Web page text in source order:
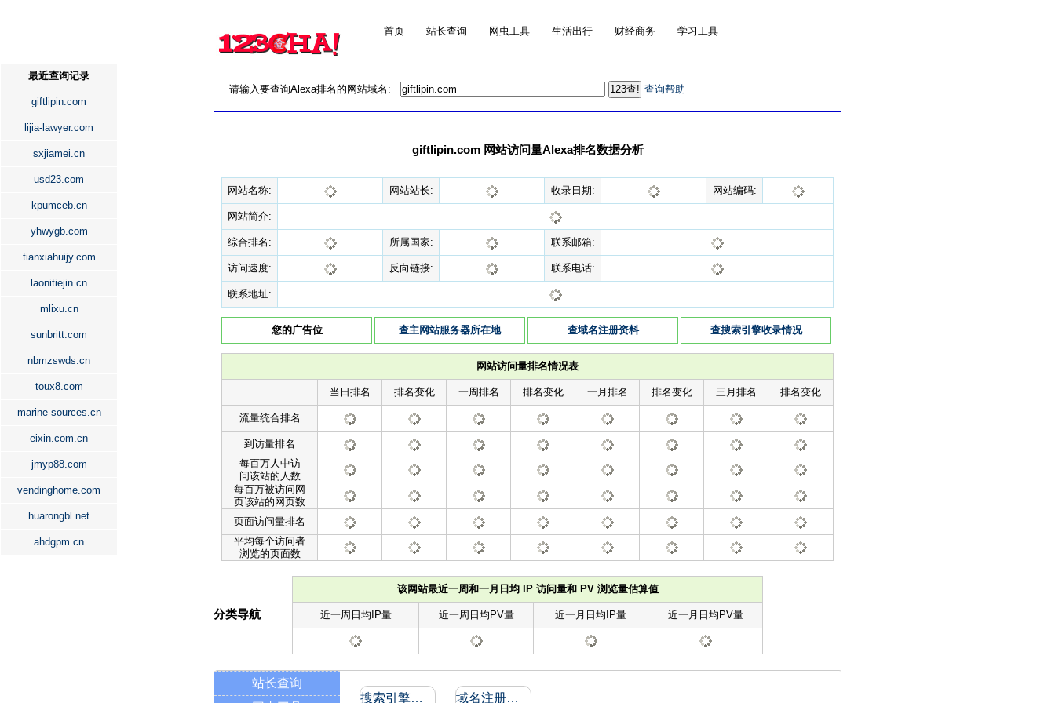
首页 站长查询 网虫工具 生活出行 财经商务 学习工具
最近查询记录
giftlipin.com
lijia-lawyer.com
sxjiamei.cn
usd23.com
kpumceb.cn
yhwygb.com
tianxiahuijy.com
laonitiejin.cn
mlixu.cn
sunbritt.com
nbmzswds.cn
toux8.com
marine-sources.cn
eixin.com.cn
jmyp88.com
vendinghome.com
huarongbl.net
ahdgpm.cn
请输入要查询Alexa排名的网站域名: 查询帮助
giftlipin.com 网站访问量Alexa排名数据分析
网站名称: 网站站长: 收录日期: 网站编码:
网站简介:
综合排名: 所属国家: 联系邮箱:
访问速度: 反向链接: 联系电话:
联系地址:
您的广告位 查主网站服务器所在地 查域名注册资料 查搜索引擎收录情况
网站访问量排名情况表
当日排名 排名变化 一周排名 排名变化 一月排名 排名变化 三月排名 排名变化
流量统合排名
到访量排名
每百万人中访
问该站的人数
每百万被访问网
页该站的网页数
页面访问量排名
平均每个访问者
浏览的页面数
该网站最近一周和一月日均 IP 访问量和 PV 浏览量估算值
近一周日均IP量 近一周日均PV量 近一月日均IP量 近一月日均PV量
分类导航
站长查询
搜索引擎收录和反向链接 域名注册信息